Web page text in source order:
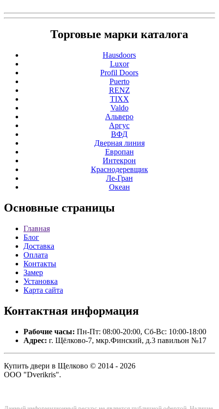
Торговые марки каталога
Hausdoors
Luxor
Profil Doors
Puerto
RENZ
TIXX
Valdo
Альверо
Аргус
ВФД
Дверная линия
Европан
Интекрон
Краснодеревщик
Ле-Гран
Океан
Основные страницы
Главная
Блог
Доставка
Оплата
Контакты
Замер
Установка
Карта сайта
Контактная информация
Рабочие часы: Пн-Пт: 08:00-20:00, Сб-Вс: 10:00-18:00
Адрес: г. Щёлково-7, мкр.Финский, д.3 павильон №17
Купить двери в Щелково © 2014 - 2026
ООО "Dverikris".